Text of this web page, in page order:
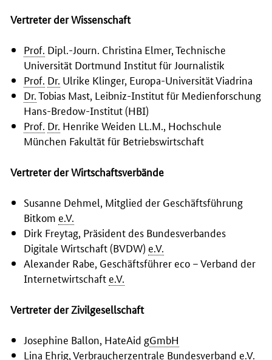
Vertreter der Wissenschaft
Prof. Dipl.-Journ. Christina Elmer, Technische
Universität Dortmund Institut für Journalistik
Prof. Dr. Ulrike Klinger, Europa-Universität Viadrina
Dr. Tobias Mast, Leibniz-Institut für Medienforschung
Hans-Bredow-Institut (HBI)
Prof. Dr. Henrike Weiden LL.M., Hochschule
München Fakultät für Betriebswirtschaft
Vertreter der Wirtschaftsverbände
Susanne Dehmel, Mitglied der Geschäftsführung
Bitkom e.V.
Dirk Freytag, Präsident des Bundesverbandes
Digitale Wirtschaft (BVDW) e.V.
Alexander Rabe, Geschäftsführer eco – Verband der
Internetwirtschaft e.V.
Vertreter der Zivilgesellschaft
Josephine Ballon, HateAid gGmbH
Lina Ehrig, Verbraucherzentrale Bundesverband e.V.